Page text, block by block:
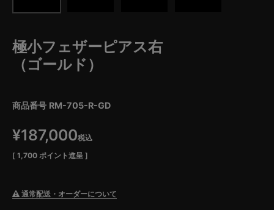
極小フェザーピアス右
（ゴールド）
商品番号 RM-705-R-GD
¥187,000税込
[ 1,700 ポイント進呈 ]
通常配送・オーダーについて